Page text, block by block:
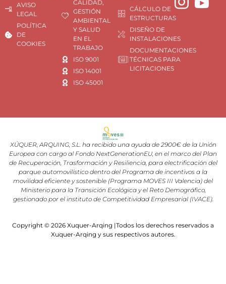
AVISO
LEGAL
POLÍTICA
DE
COOKIES
CALIDAD,
GESTIÓN
AMBIENTAL
Y SALUD
EN EL
TRABAJO
ISO 9001
ISO 14001
ISO 45001
CÁLCULO DE
ESTRUCTURAS
DISEÑO DE
INSTALACIONES
DOCUMENTACIONES
TÉCNICAS PARA
LICITACIONES
XÚQUER, ARQUING, S.L. ha recibido una ayuda de 2900€ de la Unión
Europea con cargo al Fondo NextGenerationEU, en el marco del Plan
de Recuperación, Trasformación y Resiliencia, para electrificación del
parque automovilístico dentro del Programa de incentivos a la
movilidad eficiente y sostenible (Programa MOVES III Valencia) del
Ministerio para la Transición Ecológica y el Reto Demográfico,
gestionado por el instituto de Competitividad Empresarial (IVACE).
Copyright © 2026 Xuquer-Arqing |Todos los derechos reservados a
Xuquer-Arqing y sus respectivos autores.